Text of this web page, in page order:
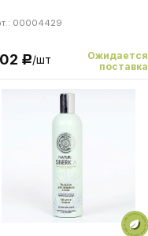
00004429
Р/шт
Ожидается
поставка